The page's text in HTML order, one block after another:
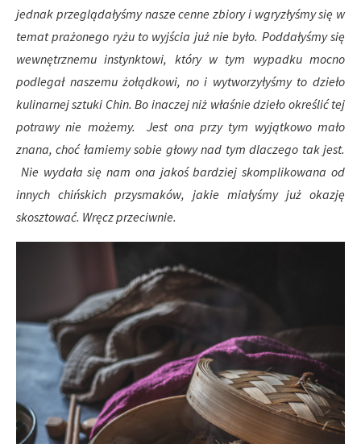
jednak przeglądałyśmy nasze cenne zbiory i wgryzłyśmy się w
temat prażonego ryżu to wyjścia już nie było. Poddałyśmy się
wewnętrznemu instynktowi, który w tym wypadku mocno
podlegał naszemu żołądkowi, no i wytworzyłyśmy to dzieło
kulinarnej sztuki Chin. Bo inaczej niż właśnie dzieło określić tej
potrawy nie możemy. Jest ona przy tym wyjątkowo mało
znana, choć łamiemy sobie głowy nad tym dlaczego tak jest.
Nie wydała się nam ona jakoś bardziej skomplikowana od
innych chińskich przysmaków, jakie miałyśmy już okazję
skosztować. Wręcz przeciwnie.